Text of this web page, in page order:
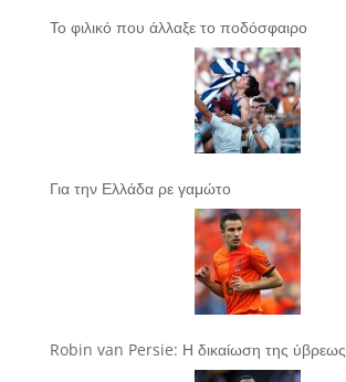
Το φιλικό που άλλαξε το ποδόσφαιρο
Για την Ελλάδα ρε γαμώτο
Robin van Persie: Η δικαίωση της ύβρεως